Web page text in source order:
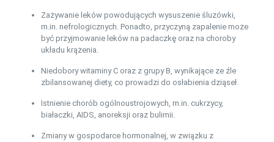
Zażywanie leków powodujących wysuszenie śluzówki,
m.in. nefrologicznych. Ponadto, przyczyną zapalenie może
być przyjmowanie leków na padaczkę oraz na choroby
układu krążenia.
Niedobory witaminy C oraz z grupy B, wynikające ze źle
zbilansowanej diety, co prowadzi do osłabienia dziąseł.
Istnienie chorób ogólnoustrojowych, m.in. cukrzycy,
białaczki, AIDS, anoreksji oraz bulimii.
Zmiany w gospodarce hormonalnej, w związku z